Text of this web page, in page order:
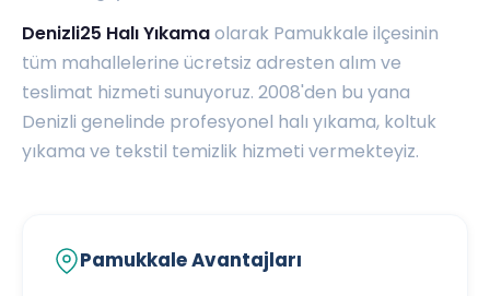
Denizli25 Halı Yıkamaolarak Pamukkale ilçesinin
tüm mahallelerine ücretsiz adresten alım ve
teslimat hizmeti sunuyoruz. 2008'den bu yana
Denizli genelinde profesyonel halı yıkama, koltuk
yıkama ve tekstil temizlik hizmeti vermekteyiz.
Pamukkale Avantajları